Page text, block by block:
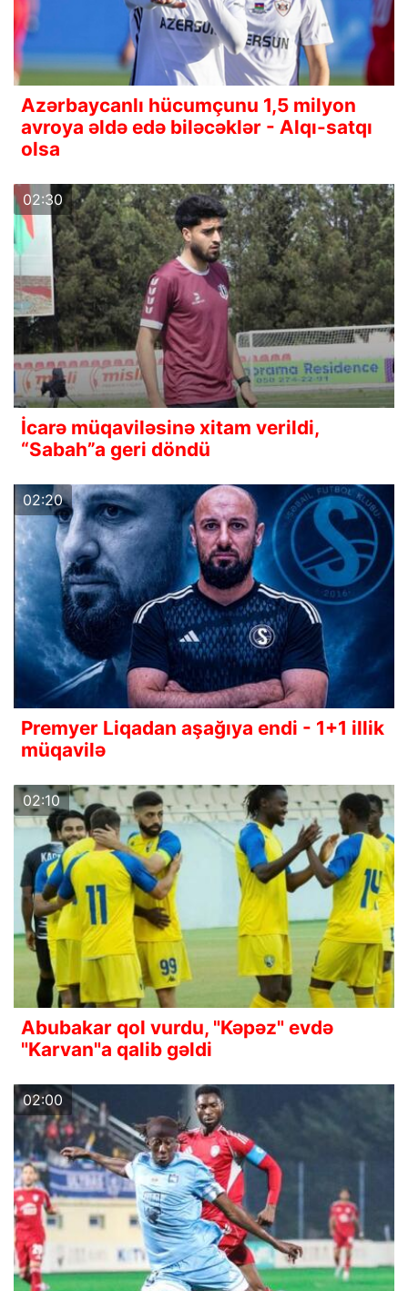
Azərbaycanlı hücumçunu 1,5 milyon
avroya əldə edə biləcəklər - Alqı-satqı
olsa
02:30
İcarə müqaviləsinə xitam verildi,
“Sabah”a geri döndü
02:20
Premyer Liqadan aşağıya endi - 1+1 illik
müqavilə
02:10
Abubakar qol vurdu, "Kəpəz" evdə
"Karvan"a qalib gəldi
02:00